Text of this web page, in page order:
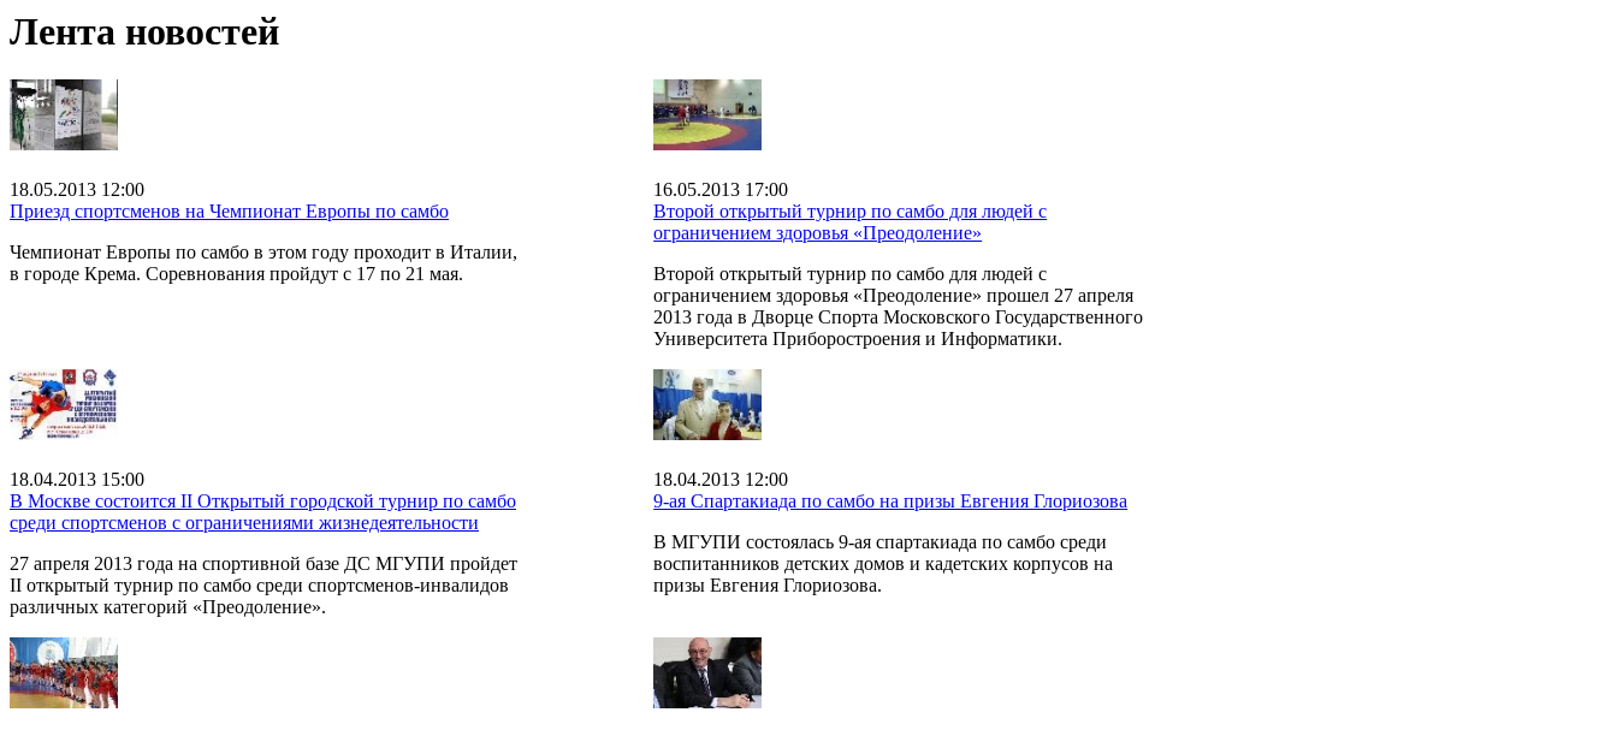
Лента новостей
18.05.2013 12:00
Приезд спортсменов на Чемпионат Европы по самбо
Чемпионат Европы по самбо в этом году проходит в Италии,
в городе Крема. Соревнования пройдут с 17 по 21 мая.
16.05.2013 17:00
Второй открытый турнир по самбо для людей с
ограничением здоровья «Преодоление»
Второй открытый турнир по самбо для людей с
ограничением здоровья «Преодоление» прошел 27 апреля
2013 года в Дворце Спорта Московского Государственного
Университета Приборостроения и Информатики.
18.04.2013 15:00
В Москве состоится II Открытый городской турнир по самбо
среди спортсменов с ограничениями жизнедеятельности
27 апреля 2013 года на спортивной базе ДС МГУПИ пройдет
II открытый турнир по самбо среди спортсменов-инвалидов
различных категорий «Преодоление».
18.04.2013 12:00
9-ая Спартакиада по самбо на призы Евгения Глориозова
В МГУПИ состоялась 9-ая спартакиада по самбо среди
воспитанников детских домов и кадетских корпусов на
призы Евгения Глориозова.